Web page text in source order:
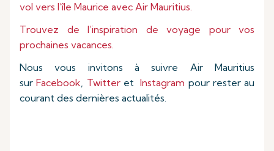
vol vers l’île Maurice avec Air Mauritius.
Trouvez de l’inspiration de voyage pour vos
prochaines vacances.
Nous vous invitons à suivre Air Mauritius
surFacebook, TwitteretInstagram pour rester au
courant des dernières actualités.